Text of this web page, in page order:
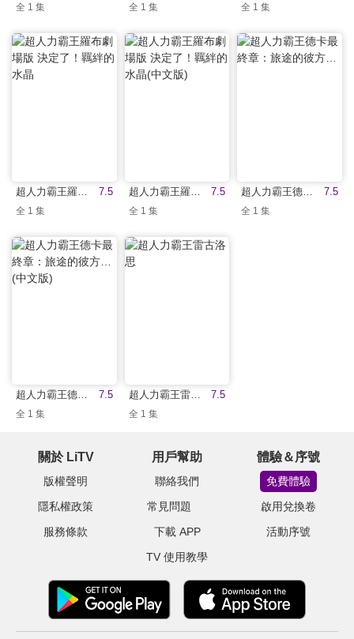
全 1 集 全 1 集 全 1 集
7.5
全 1 集
7.5
超人力霸王羅布劇場版 決定了！羈絆的水晶(中文版)
全 1 集
7.5
全 1 集
7.5
超人力霸王德卡最終章：旅途的彼方…(中文版)
全 1 集
7.5
超人力霸王雷古洛思
全 1 集
關於 LiTV
版權聲明
隱私權政策
服務條款
用戶幫助
聯絡我們
常見問題
下載 APP
TV 使用教學
體驗＆序號
免費體驗
啟用兌換卷
活動序號